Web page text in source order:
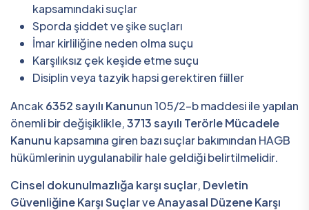
kapsamındaki suçlar
Sporda şiddet ve şike suçları
İmar kirliliğine neden olma suçu
Karşılıksız çek keşide etme suçu
Disiplin veya tazyik hapsi gerektiren fiiller
Ancak 6352 sayılı Kanunun 105/2-b maddesi ile yapılan
önemli bir değişiklikle,3713 sayılı Terörle Mücadele
Kanunu kapsamına giren bazı suçlar bakımından HAGB
hükümlerinin uygulanabilir hale geldiği belirtilmelidir.
Cinsel dokunulmazlığa karşı suçlar, Devletin
Güvenliğine Karşı SuçlarveAnayasal Düzene Karşı